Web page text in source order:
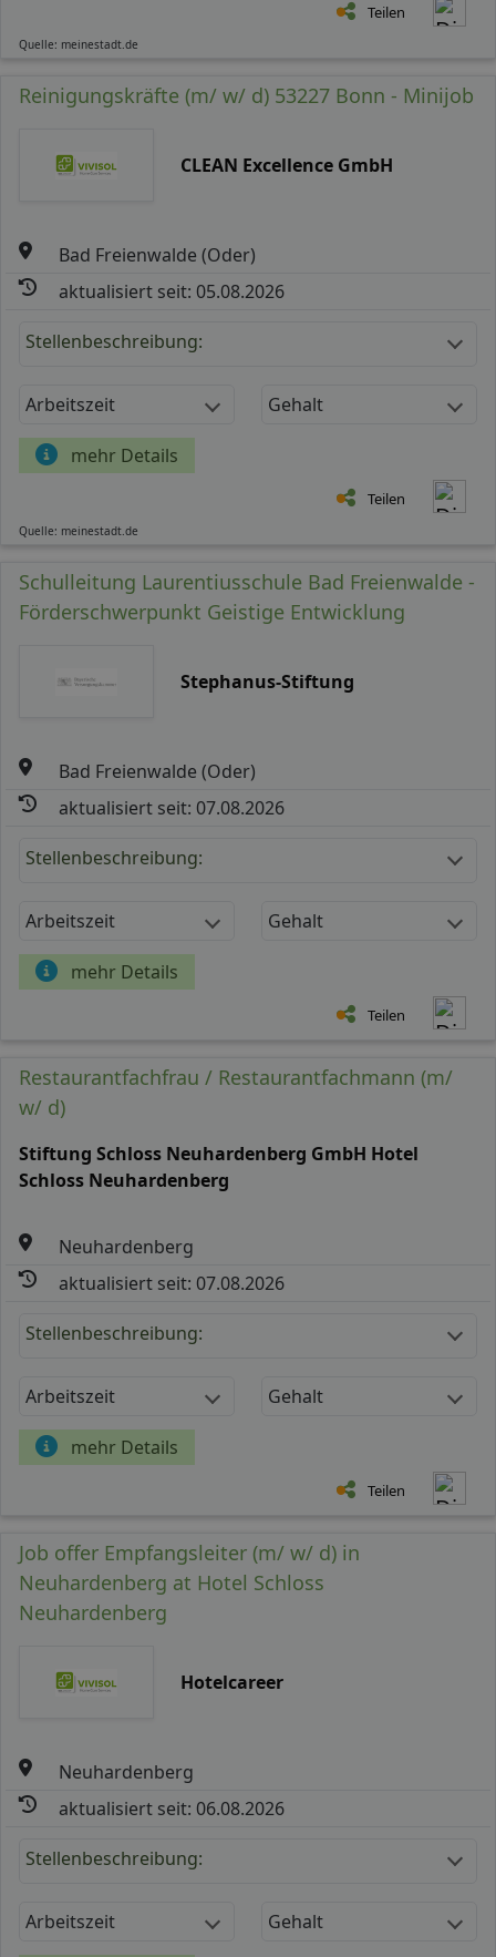
Teilen
Quelle: meinestadt.de
Reinigungskräfte (m/ w/ d) 53227 Bonn - Minijob
CLEAN Excellence GmbH
Bad Freienwalde (Oder)
aktualisiert seit: 05.08.2026
Stellenbeschreibung:
Arbeitszeit Gehalt
mehr Details
Teilen
Quelle: meinestadt.de
Schulleitung Laurentiusschule Bad Freienwalde -
Förderschwerpunkt Geistige Entwicklung
Stephanus-Stiftung
Bad Freienwalde (Oder)
aktualisiert seit: 07.08.2026
Stellenbeschreibung:
Arbeitszeit Gehalt
mehr Details
Teilen
Restaurantfachfrau / Restaurantfachmann (m/
w/ d)
Stiftung Schloss Neuhardenberg GmbH Hotel
Schloss Neuhardenberg
Neuhardenberg
aktualisiert seit: 07.08.2026
Stellenbeschreibung:
Arbeitszeit Gehalt
mehr Details
Teilen
Job offer Empfangsleiter (m/ w/ d) in
Neuhardenberg at Hotel Schloss
Neuhardenberg
Hotelcareer
Neuhardenberg
aktualisiert seit: 06.08.2026
Stellenbeschreibung:
Arbeitszeit Gehalt